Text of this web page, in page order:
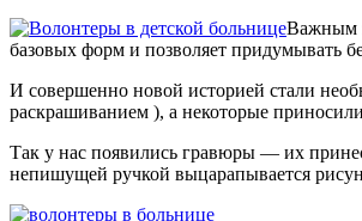
Важным
базовых форм и позволяет придумывать
И совершенно новой историей стали
раскрашиванием ), а некоторые
Так у нас появились гравюры — их
непишущей ручкой выцарапывается